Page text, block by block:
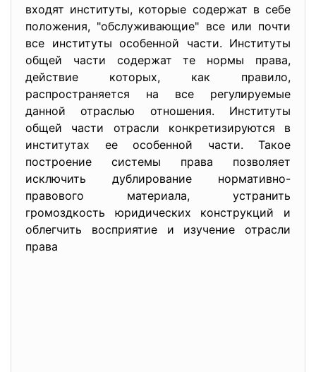
входят институты, которые содержат в себе
положения, "обслуживающие" все или почти
все институты особенной части. Институты
общей части содержат те нормы права,
действие которых, как правило,
распространяется на все регулируемые
данной отраслью отношения. Институты
общей части отрасли конкретизируются в
институтах ее особенной части. Такое
построение системы права позволяет
исключить дублирование нормативно-
правового материала, устранить
громоздкость юридических конструкций и
облегчить восприятие и изучение отрасли
права